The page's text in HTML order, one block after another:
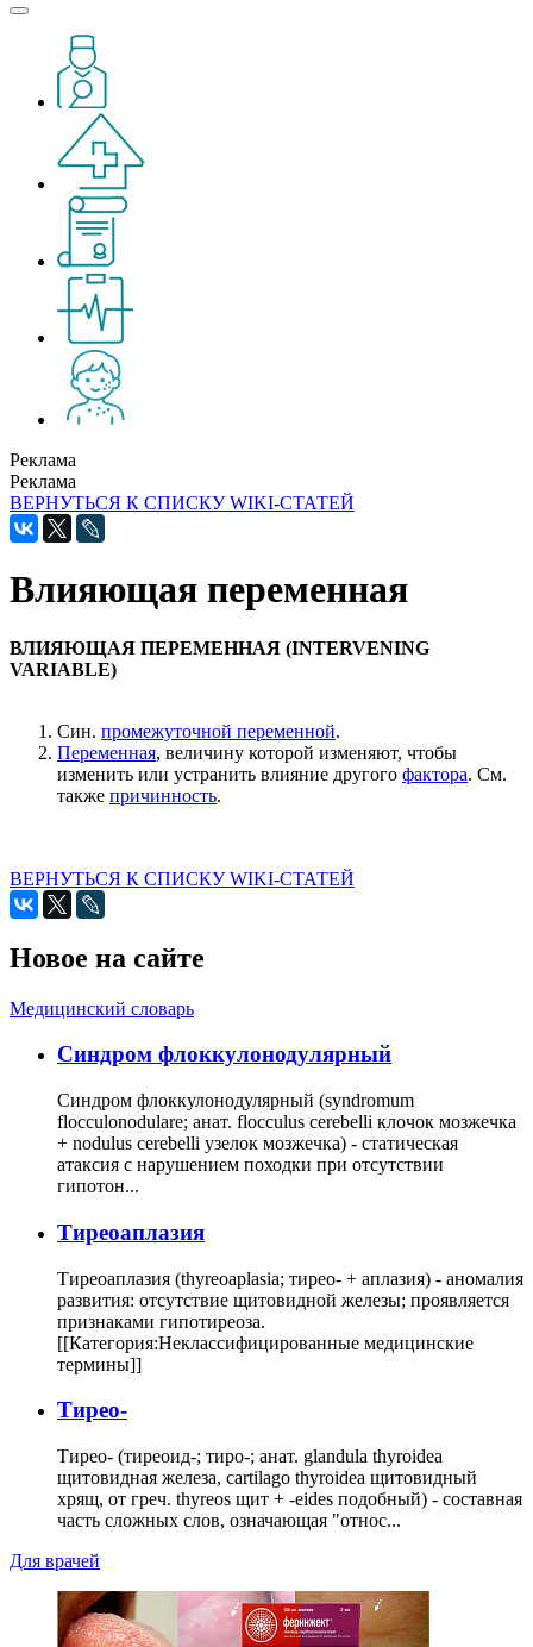
Реклама
Реклама
ВЕРНУТЬСЯ К СПИСКУ WIKI-СТАТЕЙ
Влияющая переменная
ВЛИЯЮЩАЯ ПЕРЕМЕННАЯ (INTERVENING
VARIABLE)
Син. промежуточной переменной.
Переменная, величину которой изменяют, чтобы
изменить или устранить влияние другого фактора. Cм.
также причинность.
ВЕРНУТЬСЯ К СПИСКУ WIKI-СТАТЕЙ
Новое на сайте
Медицинский словарь
Cиндром флоккулонодулярный
Синдром флоккулонодулярный (syndromum
flocculonodulare; анат. flocculus cerebelli клочок мозжечка
+ nodulus cerebelli узелок мозжечка) - статическая
атаксия с нарушением походки при отсутствии
гипотон...
Тиреоаплазия
Тиреоаплазия (thyreoaplasia; тирео- + аплазия) - аномалия
развития: отсутствие щитовидной железы; проявляется
признаками гипотиреоза.
[[Категория:Неклассифицированные медицинские
термины]]
Тирео-
Тирео- (тиреоид-; тиро-; анат. glandula thyroidea
щитовидная железа, cartilago thyroidea щитовидный
хрящ, от греч. thyreos щит + -eides подобный) - составная
часть сложных слов, означающая "относ...
Для врачей